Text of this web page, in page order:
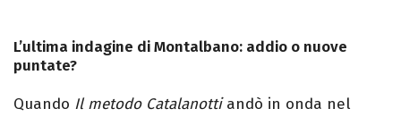
L’ultima indagine di Montalbano: addio o nuove
puntate?
Quando Il metodo Catalanottiandò in onda nel